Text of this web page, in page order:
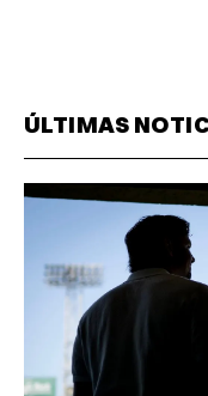
ÚLTIMAS